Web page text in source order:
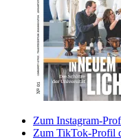
Zum Instagram-
Zum TikTok-Profil